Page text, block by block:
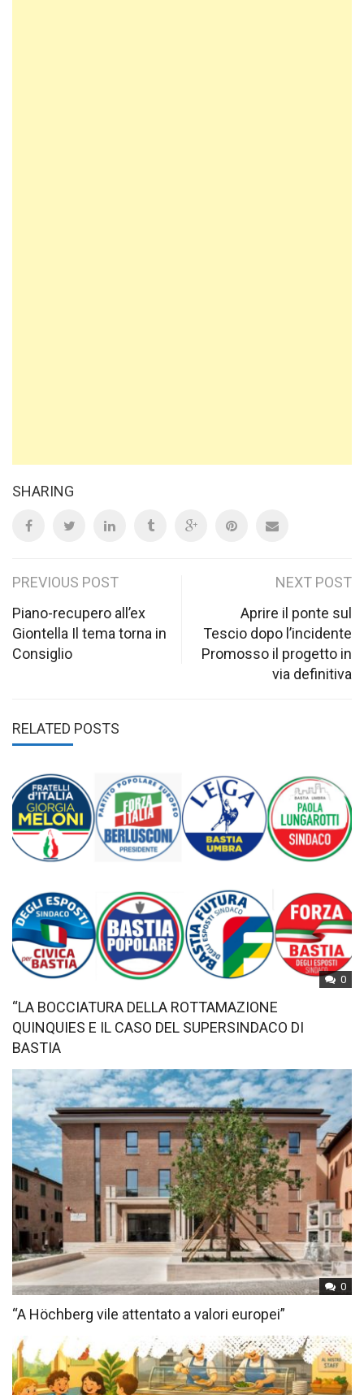
SHARING
Post
navigation
PREVIOUS POST
Piano-recupero all’ex
Giontella Il tema torna in
Consiglio
NEXT POST
Aprire il ponte sul
Tescio dopo l’incidente
Promosso il progetto in
via definitiva
RELATED POSTS
0
“LA BOCCIATURA DELLA ROTTAMAZIONE
QUINQUIES E IL CASO DEL SUPERSINDACO DI
BASTIA
0
“A Höchberg vile attentato a valori europei”